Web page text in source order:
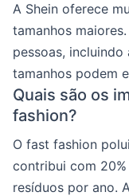
A Shein oferece
tamanhos
pessoas,
tamanhos podem
Quais são os
fashion?
O fast fashion
contribui com
resíduos por ano.